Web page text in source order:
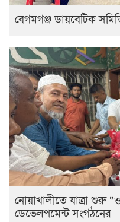
বেগমগঞ্জ ডায়বেটিক
নোয়াখালীতে যাত্রা শুরু
ডেভেলপমেন্ট সংগঠনের